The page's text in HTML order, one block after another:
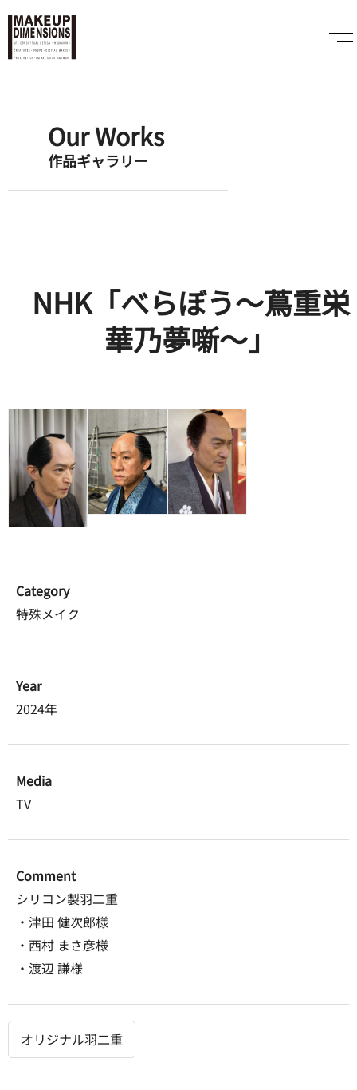
Our Works
作品ギャラリー
NHK「べらぼう〜蔦重栄
華乃夢噺〜」
Category
特殊メイク
Year
2024年
Media
TV
Comment
シリコン製羽二重
・津田 健次郎様
・西村 まさ彦様
・渡辺 謙様
オリジナル羽二重